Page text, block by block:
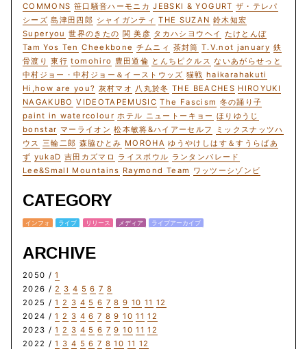
COMMONS 笹口騒音ハーモニカ JEBSKI & YOGURT ザ・テレパ
シーズ 島津田四郎 シャイガンティ THE SUZAN 鈴木知宏
Superyou 世界のきたの 関 美彦 タカハシヨウヘイ たけとんぼ
Tam Yos Ten Cheekbone チムニィ 茶封筒 T.V.not january 鉄
骨渡り 東行 tomohiro 豊田道倫 とんちピクルス ないあがらせっと
中村ジョー・中村ジョー＆イーストウッズ 猫戦 haikarahakuti
Hi,how are you? 灰村マオ 八丸於冬 THE BEACHES HIROYUKI
NAGAKUBO VIDEOTAPEMUSIC The Fascism 冬の踊り子
paint in watercolour ホテル ニュートーキョー ほりゆうじ
bonstar マーライオン 松本敏将&ハイアーセルフ
ミックスナッツハ
ウス
三輪二郎 森脇ひとみ MOROHA ゆうやけしはす＆すうらばあ
ず yukaD 吉田カズマロ ライスボウル ランタンパレード
Lee&Small Mountains Raymond Team ワッツーシゾンビ
CATEGORY
インフォ ライブ リリース メディア ライブアーカイブ
ARCHIVE
2050 /1
2026 / 2 3 4 5 6 7 8
2025 /1 2 3 4 5 6 7 8 9 10 11 12
2024 /1 2 3 4 6 7 8 9 10 11 12
2023 /1 2 3 4 5 6 7 9 10 11 12
2022 /1 3 4 5 6 7 8 10 11 12